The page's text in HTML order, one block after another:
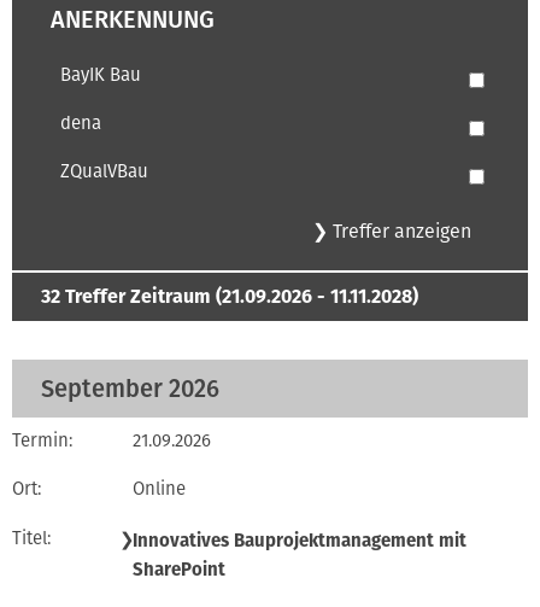
ANERKENNUNG
BayIK Bau
dena
ZQualVBau
32 Treffer Zeitraum (21.09.2026 - 11.11.2028)
September 2026
21.09.2026
Online
❯Innovatives Bauprojektmanagement mit
SharePoint